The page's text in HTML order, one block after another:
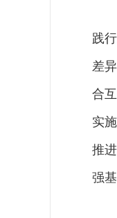
践
差
合
实
推
强